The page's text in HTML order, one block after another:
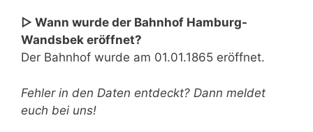
▷ Wann wurde der Bahnhof Hamburg-
Wandsbek eröffnet?
Der Bahnhof wurde am 01.01.1865 eröffnet.
Fehler in den Daten entdeckt? Dann meldet
euch bei uns!